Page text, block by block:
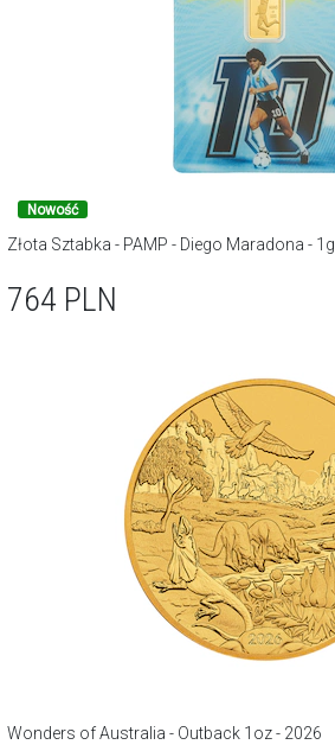
Nowość
Złota Sztabka - PAMP - Diego Maradona - 1g
764 PLN
Wonders of Australia - Outback 1oz - 2026